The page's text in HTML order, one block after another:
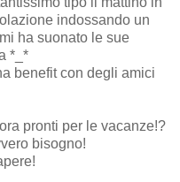
indossando un
ha suonato le sue
*_*
benefit con degli amici
pronti per le vacanze!?
bisogno!